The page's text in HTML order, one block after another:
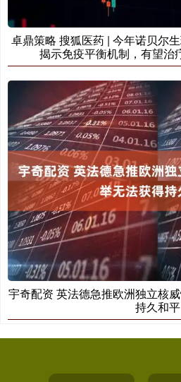
卓鼎策略 搜狐医药 | 今年诺贝尔
揭示免疫平衡机制，有望治
宇奇配资 英法德急推欧洲独立核
持久和平